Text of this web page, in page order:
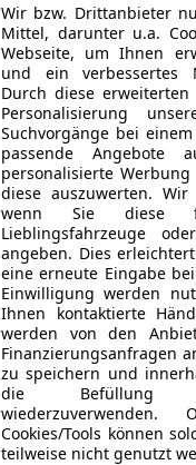
Wir bzw. Drittanbieter
Mittel, darunter u.a.
Webseite, um Ihnen
und ein verbessertes
Durch diese
Personalisierung
Suchvorgänge bei
passende Angebote
personalisierte
diese auszuwerten.
wenn Sie diese
Lieblingsfahrzeuge
angeben. Dies
eine erneute Eingabe
Einwilligung werden
Ihnen kontaktierte
werden von den
Finanzierungsanfragen
zu speichern und
die Befüllung
Cookies/Tools können
teilweise nicht genutzt